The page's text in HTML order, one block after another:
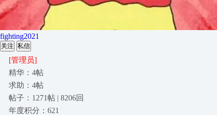
fighting2021
关注 私信
[管理员]
精华：4帖
求助：4帖
帖子：1271帖 | 8206回
年度积分：621